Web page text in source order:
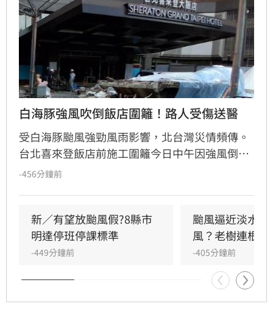
白海豚強風吹倒飯店圍籬！路人受傷送醫
受白海豚颱風強勁風雨影響，北台灣災情頻傳。
台北喜來登飯店前施工圍籬今日中午因強風倒
塌，造成一名路過女子遭擊中受傷送醫，現場已
-456分鐘前
新／有望放颱風假?8縣市
明達停班停課標準
-449分鐘前
颱風逼近淡水
風？老樹連根拔
-405分鐘前